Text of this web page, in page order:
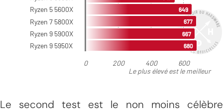
Le second test est le non moins célèbre